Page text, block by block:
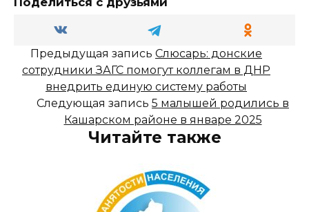
Предыдущая запись Слюсарь: донские
сотрудники ЗАГС помогут коллегам в ДНР
внедрить единую систему работы
Следующая запись 5 малышей родились в
Кашарском районе в январе 2025
Читайте также